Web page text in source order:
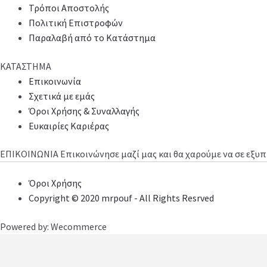
Τρόποι Αποστολής
Πολιτική Επιστροφών
Παραλαβή από το Κατάστημα
ΚΑΤΑΣΤΗΜΑ
Επικοινωνία
Σχετικά με εμάς
Όροι Χρήσης & Συναλλαγής
Ευκαιρίες Καριέρας
ΕΠΙΚΟΙΝΩΝΙΑ Επικοινώνησε μαζί μας και θα χαρούμε να σε
Όροι Χρήσης
Copyright © 2020 mrpouf - All Rights Resrved
Powered by: Wecommerce